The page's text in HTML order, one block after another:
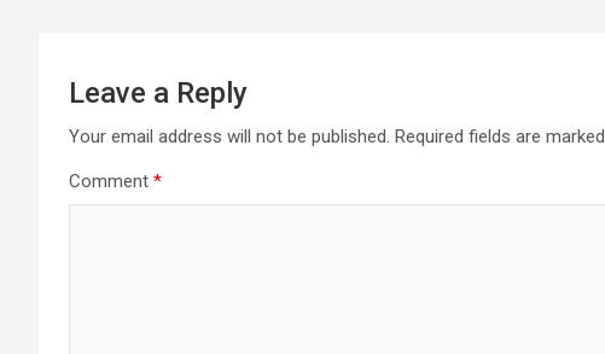
Leave a Reply
Your email address will not be published. Required fields are marked
Comment *